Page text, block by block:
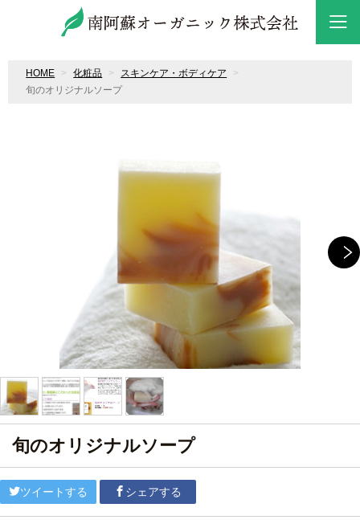
HOME 化粧品
スキンケア・ボディケア
旬のオリジナルソープ
旬のオリジナルソープ
ツイートする シェアする